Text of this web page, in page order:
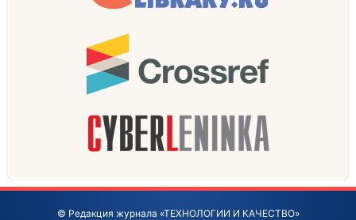
© Редакция журнала «ТЕХНОЛОГИИ И КАЧЕСТВО»